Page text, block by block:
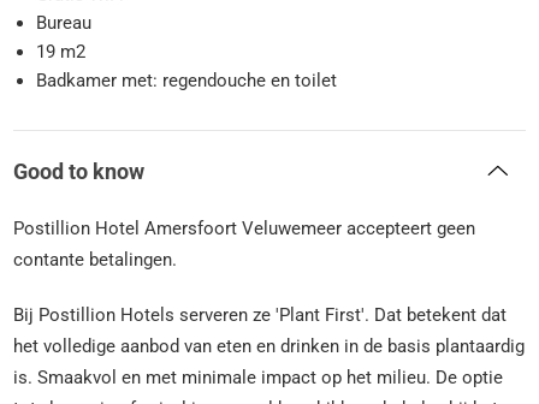
Bureau
19 m2
Badkamer met: regendouche en toilet
Good to know
Postillion Hotel Amersfoort Veluwemeer accepteert geen
contante betalingen.
Bij Postillion Hotels serveren ze 'Plant First'. Dat betekent dat
het volledige aanbod van eten en drinken in de basis plantaardig
is. Smaakvol en met minimale impact op het milieu. De optie